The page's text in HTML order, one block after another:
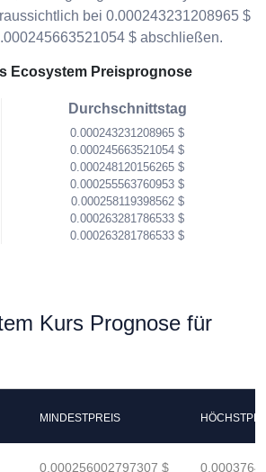
bei 0.000243231208965 $
$ abschließen.
Ecosystem Preisprognose
Durchschnittstag
0.000243231208965 $
0.000245663521054 $
0.000248120156265 $
0.000255563760953 $
0.000258119398562 $
0.000263281786533 $
0.000263281786533 $
Kurs Prognose für
MINDESTPREIS
0.000256002797307 $